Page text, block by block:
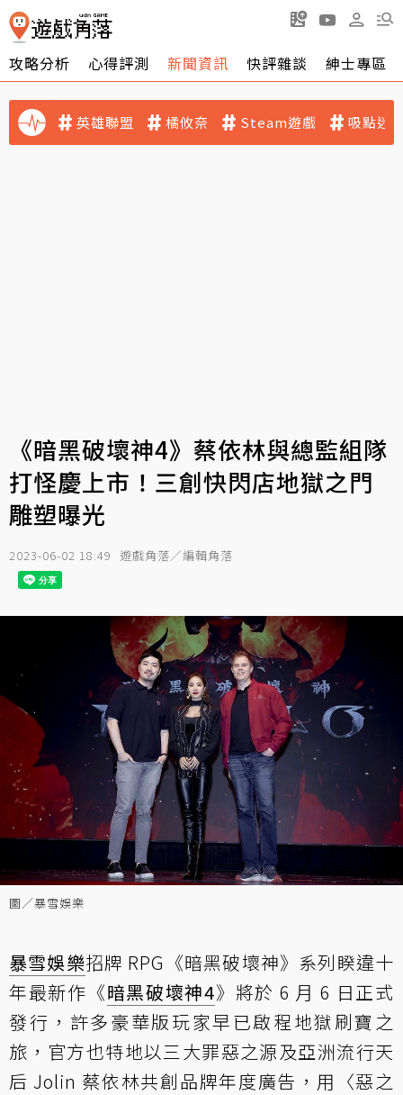
攻略分析 心得評測 新聞資訊 快評雜談 紳士專區
英雄聯盟 橘攸奈 Steam遊戲 吸點迷
《暗黑破壞神4》蔡依林與總監組隊
打怪慶上市！三創快閃店地獄之門
雕塑曝光
2023-06-02 18:49 遊戲角落／編輯角落
圖／暴雪娛樂
暴雪娛樂招牌 RPG《暗黑破壞神》系列睽違十
年最新作《暗黑破壞神4》將於 6 月 6 日正式
發行，許多豪華版玩家早已啟程地獄刷寶之
旅，官方也特地以三大罪惡之源及亞洲流行天
后 Jolin 蔡依林共創品牌年度廣告，用〈惡之